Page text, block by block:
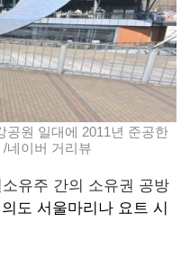
공원 일대에 2011년 준공한
네이버 거리뷰
유주 간의 소유권 공방
도 서울마리나 요트 시